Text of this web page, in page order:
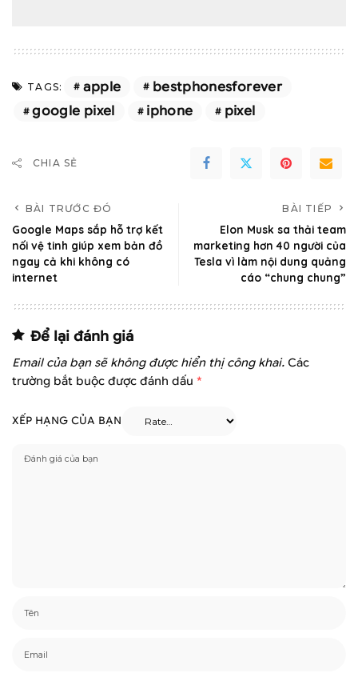
TAGS: apple
bestphonesforever
google pixel
iphone pixel
CHIA SẺ
BÀI TRƯỚC ĐÓ
Google Maps sắp hỗ trợ kết
nối vệ tinh giúp xem bản đồ
ngay cả khi không có
internet
BÀI TIẾP
Elon Musk sa thải team
marketing hơn 40 người của
Tesla vì làm nội dung quảng
cáo “chung chung”
Để lại đánh giá
Email của bạn sẽ không được hiển thị công khai. Các
trường bắt buộc được đánh dấu *
XẾP HẠNG CỦA BẠN